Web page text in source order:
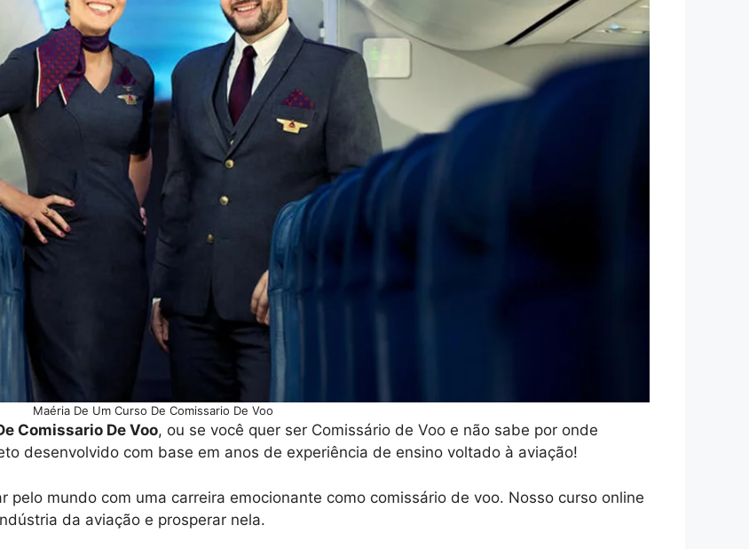
Maéria De Um Curso De Comissario De Voo
Comissario De Voo, ou se você quer ser Comissário de Voo e não sabe por onde
desenvolvido com base em anos de experiência de ensino voltado à aviação!
pelo mundo com uma carreira emocionante como comissário de voo. Nosso curso online
da aviação e prosperar nela.